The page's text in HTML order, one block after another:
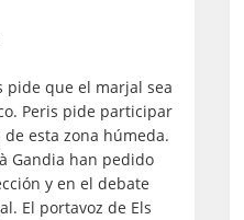
pide que el marjal sea
Peris pide participar
esta zona húmeda.
Gandia han pedido
y en el debate
El portavoz de Els